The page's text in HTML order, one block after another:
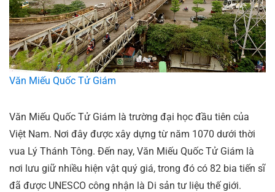
Văn Miếu Quốc Tử Giám
Văn Miếu Quốc Tử Giám là trường đại học đầu tiên của
Việt Nam. Nơi đây được xây dựng từ năm 1070 dưới thời
vua Lý Thánh Tông. Đến nay, Văn Miếu Quốc Tử Giám là
nơi lưu giữ nhiều hiện vật quý giá, trong đó có 82 bia tiến sĩ
đã được UNESCO công nhận là Di sản tư liệu thế giới.